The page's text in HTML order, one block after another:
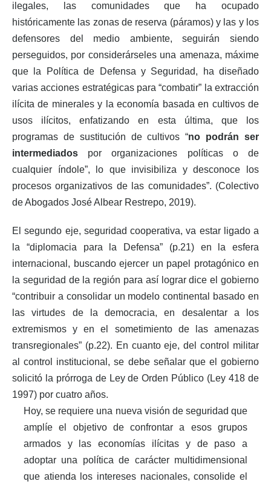
ilegales, las comunidades que ha ocupado
históricamente las zonas de reserva (páramos) y las y los
defensores del medio ambiente, seguirán siendo
perseguidos, por considerárseles una amenaza, máxime
que la Política de Defensa y Seguridad, ha diseñado
varias acciones estratégicas para “combatir” la extracción
ilícita de minerales y la economía basada en cultivos de
usos ilícitos, enfatizando en esta última, que los
programas de sustitución de cultivos “no podrán ser
intermediados por organizaciones políticas o de
cualquier índole”, lo que invisibiliza y desconoce los
procesos organizativos de las comunidades”. (Colectivo
de Abogados José Albear Restrepo, 2019).
El segundo eje, seguridad cooperativa, va estar ligado a
la “diplomacia para la Defensa” (p.21) en la esfera
internacional, buscando ejercer un papel protagónico en
la seguridad de la región para así lograr dice el gobierno
“contribuir a consolidar un modelo continental basado en
las virtudes de la democracia, en desalentar a los
extremismos y en el sometimiento de las amenazas
transregionales” (p.22). En cuanto eje, del control militar
al control institucional, se debe señalar que el gobierno
solicitó la prórroga de Ley de Orden Público (Ley 418 de
1997) por cuatro años.
Hoy, se requiere una nueva visión de seguridad que
amplíe el objetivo de confrontar a esos grupos
armados y las economías ilícitas y de paso a
adoptar una política de carácter multidimensional
que atienda los intereses nacionales, consolide el